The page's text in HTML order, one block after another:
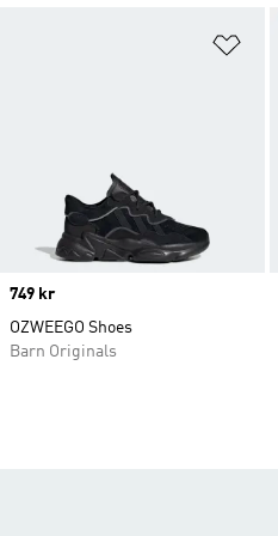
Price
749 kr
OZWEEGO Shoes
Barn Originals